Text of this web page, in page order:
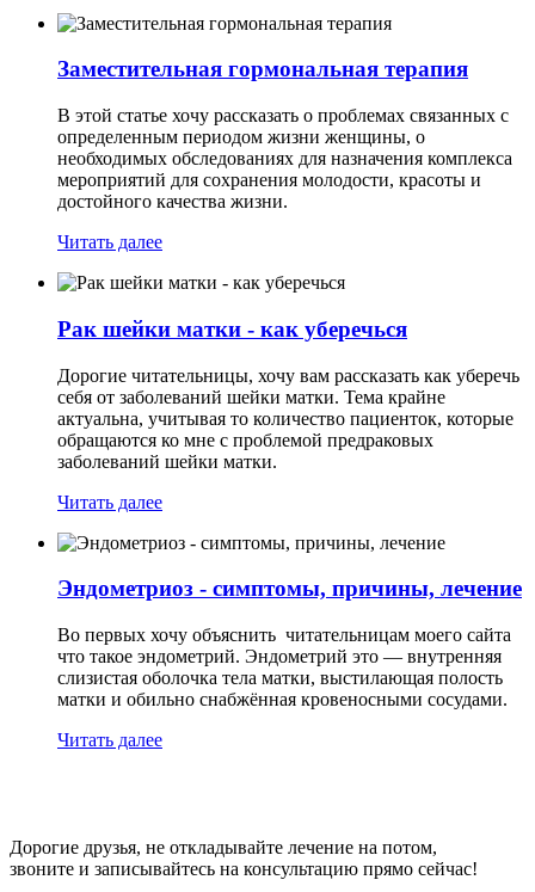
Заместительная гормональная терапия
В этой статье хочу рассказать о проблемах связанных с
определенным периодом жизни женщины, о
необходимых обследованиях для назначения комплекса
мероприятий для сохранения молодости, красоты и
достойного качества жизни.
Читать далее
Рак шейки матки - как уберечься
Дорогие читательницы, хочу вам рассказать как уберечь
себя от заболеваний шейки матки. Тема крайне
актуальна, учитывая то количество пациенток, которые
обращаются ко мне с проблемой предраковых
заболеваний шейки матки.
Читать далее
Эндометриоз - симптомы, причины, лечение
Во первых хочу объяснить читательницам моего сайта
что такое эндометрий. Эндометрий это — внутренняя
слизистая оболочка тела матки, выстилающая полость
матки и обильно снабжённая кровеносными сосудами.
Читать далее
Дорогие друзья, не откладывайте лечение на потом,
звоните и записывайтесь на консультацию прямо сейчас!